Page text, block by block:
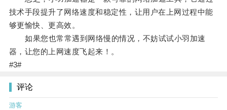
技术手段提升了网络速度和稳定性，让用户在上网过程中能
够更愉快、更高效。
如果您也常常遇到网络慢的情况，不妨试试小羽加速
器，让您的上网速度飞起来！。
#3#
评论
游客